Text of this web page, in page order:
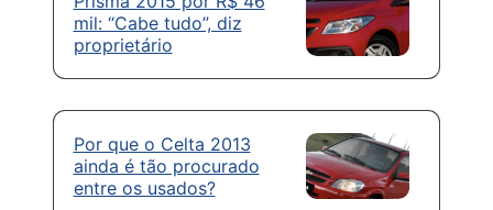
mil: “Cabe tudo”, diz
proprietário
Por que o Celta 2013
ainda é tão procurado
entre os usados?